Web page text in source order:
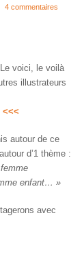
4 commentaires
Le voici, le voilà
illustrateurs
<<<
autour de ce
d’1 thème :
enfant… »
avec